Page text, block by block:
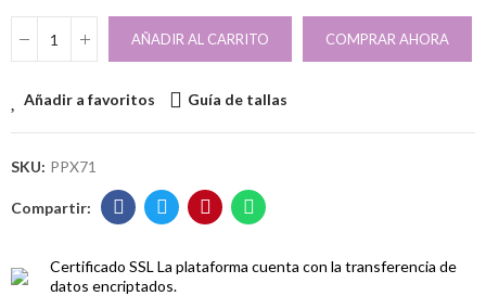
AÑADIR AL CARRITO COMPRAR AHORA
Añadir a favoritos Guía de tallas
SKU: PPX71
Certificado SSL La plataforma cuenta con la transferencia de
datos encriptados.